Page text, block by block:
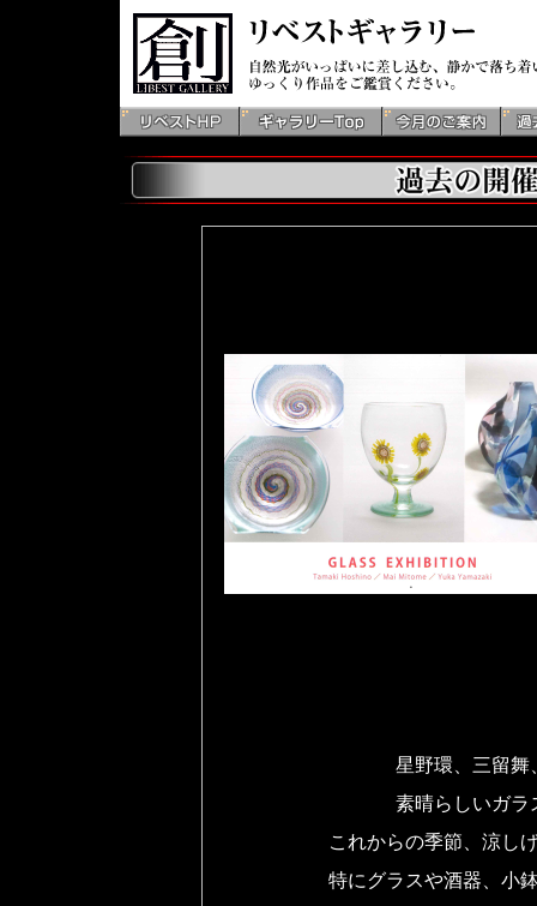
星野環、三留舞
素晴らしいガラ
これからの季節、涼し
特にグラスや酒器、小